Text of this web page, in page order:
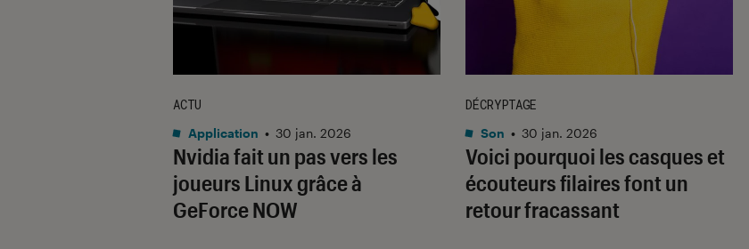
Nvidia fait un pas vers les
joueurs Linux grâce à
GeForce NOW
ACTU
Application • 30 jan. 2026
Voici pourquoi les casques et
écouteurs filaires font un
retour fracassant
DÉCRYPTAGE
Son • 30 jan. 2026